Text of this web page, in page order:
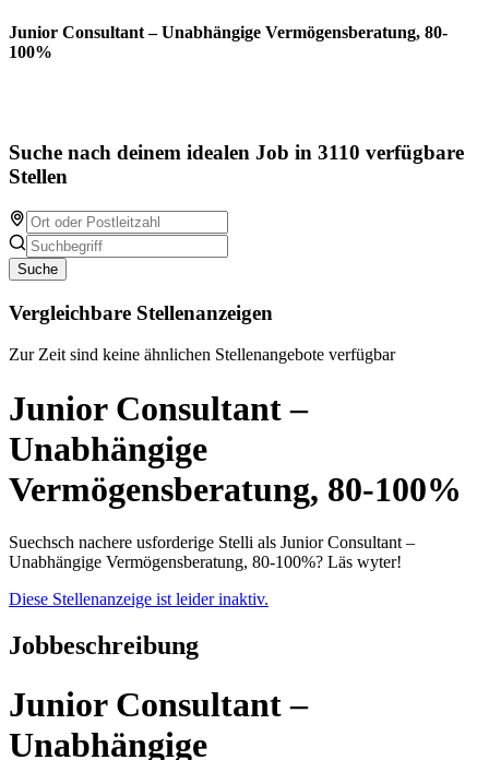
Junior Consultant – Unabhängige Vermögensberatung, 80-
100%
Suche nach deinem idealen Job in 3110 verfügbare
Stellen
Suche
Vergleichbare Stellenanzeigen
Zur Zeit sind keine ähnlichen Stellenangebote verfügbar
Junior Consultant –
Unabhängige
Vermögensberatung, 80-100%
Suechsch nachere usforderige Stelli als Junior Consultant –
Unabhängige Vermögensberatung, 80-100%? Läs wyter!
Diese Stellenanzeige ist leider inaktiv.
Jobbeschreibung
Junior Consultant –
Unabhängige